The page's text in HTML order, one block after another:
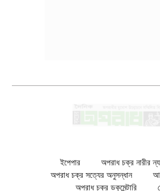
ইপেপার
অপরাধ চক্র নারীর
অপরাধ চক্র সত্যের অনুসন্ধান
অপরাধ চক্র ডকুমেন্টারি